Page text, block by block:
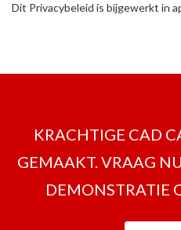
Dit Privacybeleid is bijgewerkt in
KRACHTIGE CAD
GEMAAKT. VRAAG
DEMONSTRATIE